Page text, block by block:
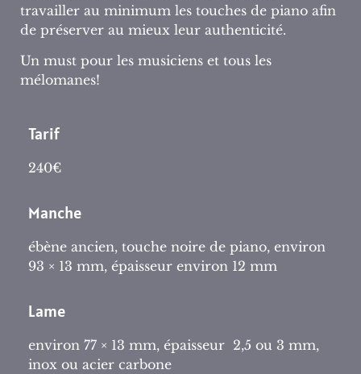
travailler au minimum les touches de piano afin
de préserver au mieux leur authenticité.
Un must pour les musiciens et tous les
mélomanes!
Tarif
240€
Manche
ébène ancien, touche noire de piano, environ
93 × 13 mm, épaisseur environ 12 mm
Lame
environ 77 × 13 mm, épaisseur 2,5 ou 3 mm,
inox ou acier carbone